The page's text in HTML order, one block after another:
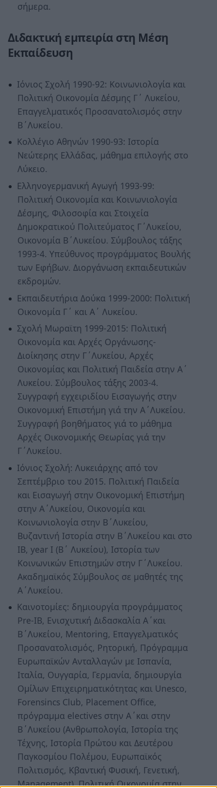
σήμερα.
Διδακτική εμπειρία στη Μέση
Εκπαίδευση
Ιόνιος Σχολή 1990-92: Κοινωνιολογία και
Πολιτική Οικονομία Δέσμης Γ΄ Λυκείου,
Επαγγελματικός Προσανατολισμός στην
Β΄Λυκείου.
Κολλέγιο Αθηνών 1990-93: Ιστορία
Νεώτερης Ελλάδας, μάθημα επιλογής στο
Λύκειο.
Ελληνογερμανική Αγωγή 1993-99:
Πολιτική Οικονομία και Κοινωνιολογία
Δέσμης, Φιλοσοφία και Στοιχεία
Δημοκρατικού Πολιτεύματος Γ΄Λυκείου,
Οικονομία Β΄Λυκείου. Σύμβουλος τάξης
1993-4. Υπεύθυνος προγράμματος Βουλής
των Εφήβων. Διοργάνωση εκπαιδευτικών
εκδρομών.
Εκπαιδευτήρια Δούκα 1999-2000: Πολιτική
Οικονομία Γ΄ και Α΄ Λυκείου.
Σχολή Μωραϊτη 1999-2015: Πολιτική
Οικονομία και Αρχές Οργάνωσης-
Διοίκησης στην Γ΄Λυκείου, Αρχές
Οικονομίας και Πολιτική Παιδεία στην Α΄
Λυκείου. Σύμβουλος τάξης 2003-4.
Συγγραφή εγχειριδίου Εισαγωγής στην
Οικονομική Επιστήμη γιά την Α΄Λυκείου.
Συγγραφή βοηθήματος γιά το μάθημα
Αρχές Οικονομικής Θεωρίας γιά την
Γ΄Λυκείου.
Ιόνιος Σχολή: Λυκειάρχης από τον
Σεπτέμβριο του 2015. Πολιτική Παιδεία
και Εισαγωγή στην Οικονομική Επιστήμη
στην Α΄Λυκείου, Οικονομία και
Κοινωνιολογία στην Β΄Λυκείου,
Βυζαντινή Ιστορία στην Β΄Λυκείου και στο
ΙΒ, year I (Β΄ Λυκείου), Ιστορία των
Κοινωνικών Επιστημών στην Γ΄Λυκείου.
Ακαδημαϊκός Σύμβουλος σε μαθητές της
Α΄Λυκείου.
Καινοτομίες: δημιουργία προγράμματος
Pre-IB, Ενισχυτική Διδασκαλία Α΄και
Β΄Λυκείου, Mentoring, Επαγγελματικός
Προσανατολισμός, Ρητορική, Πρόγραμμα
Ευρωπαϊκών Ανταλλαγών με Ισπανία,
Ιταλία, Ουγγαρία, Γερμανία, δημιουργία
Ομίλων Επιχειρηματικότητας και Unesco,
Forensincs Club, Placement Office,
πρόγραμμα electives στην Α΄και στην
Β΄Λυκείου (Ανθρωπολογία, Ιστορία της
Τέχνης, Ιστορία Πρώτου και Δευτέρου
Παγκοσμίου Πολέμου, Ευρωπαϊκός
Πολιτισμός, Κβαντική Φυσική, Γενετική,
Management), Πολιτική Οικονομία στην